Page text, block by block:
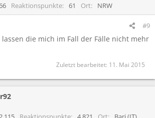
Reaktionspunkte 61 Ort NRW
#9
lassen die mich im Fall der Fälle nicht mehr
Zuletzt bearbeitet: 11. Mai 2015